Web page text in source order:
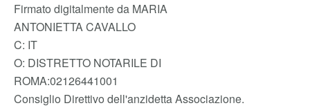
Firmato digitalmente da MARIA
ANTONIETTA CAVALLO
C: IT
O: DISTRETTO NOTARILE DI
ROMA:02126441001
Consiglio Direttivo dell'anzidetta Associazione.